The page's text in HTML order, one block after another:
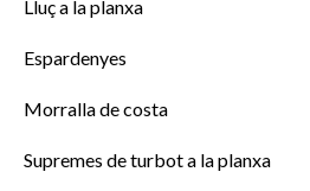
Lluç a la planxa
Espardenyes
Morralla de costa
Supremes de turbot a la planxa